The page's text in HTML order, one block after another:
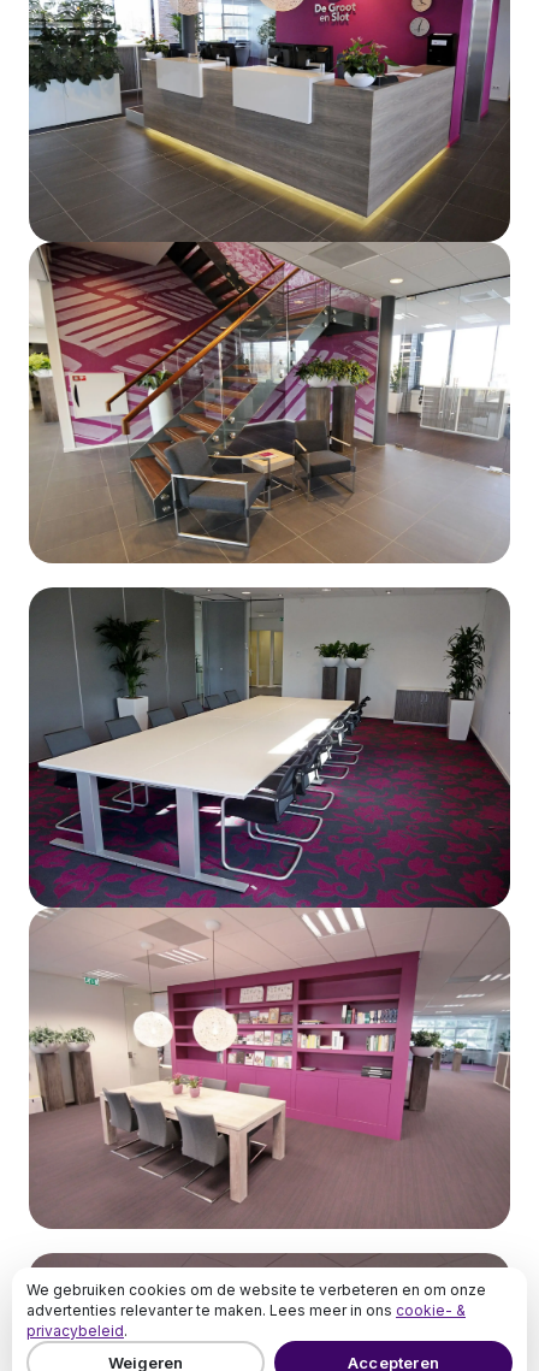
Contact opnemen
Reactie binnen 1 werkdag
Naam
Telefoon(optioneel)
Bericht(optioneel)
Versturen
We gebruiken cookies om de website te verbeteren en om onze
advertenties relevanter te maken. Lees meer in ons cookie- &
privacybeleid.
Weigeren Accepteren